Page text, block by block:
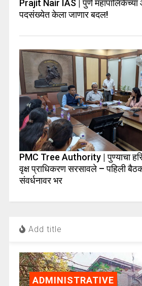
Prajit Nair IAS | पुणे महापालिकेच्या
पदसंख्येत केला जाणार बदल!
PMC Tree Authority | पुण्याचा
वृक्ष प्राधिकरण सरसावले – पहिली
संवर्धनावर भर
Add title
ADMINISTRATIVE